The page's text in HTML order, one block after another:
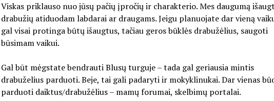
Viskas priklauso nuo jūsų pačių įpročių ir charakterio. Mes daugumą
drabužių atiduodam labdarai ar draugams. Jeigu planuojate dar vieną
gal visai protinga būtų išaugtus, tačiau geros būklės drabužėlius, saugoti
būsimam vaikui.
Gal būt mėgstate bendrauti Blusų turguje – tada gal geriausia mintis
drabuželius parduoti. Beje, tai gali padaryti ir mokyklinukai. Dar vienas
parduoti daiktus/drabužėlius – mamų forumai, skelbimų portalai.